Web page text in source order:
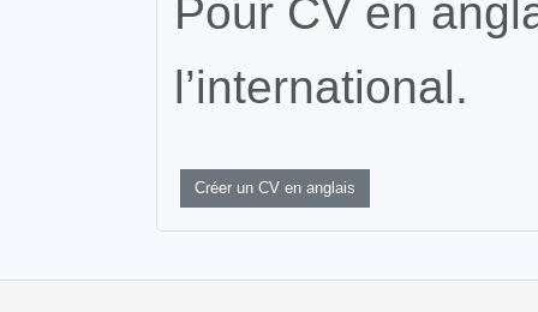
Pour CV en
l’international.
Créer un CV en anglais